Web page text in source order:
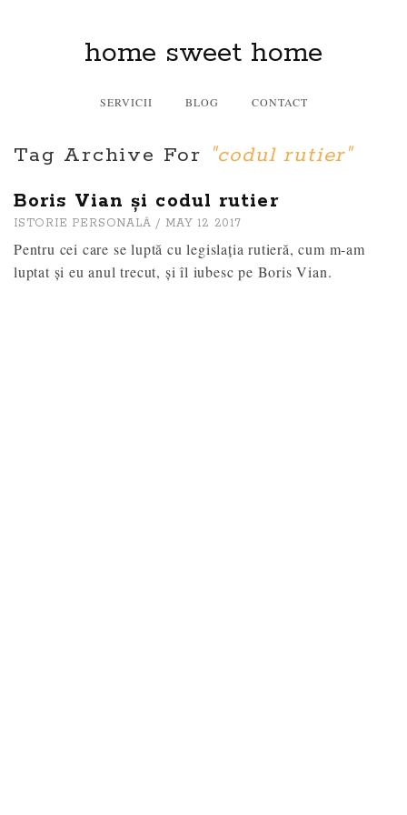
home sweet home
SERVICII BLOG CONTACT
Tag Archive For "codul rutier"
Boris Vian și codul rutier
ISTORIE PERSONALĂ / MAY 12 2017
Pentru cei care se luptă cu legislația rutieră, cum m-am
luptat și eu anul trecut, și îl iubesc pe Boris Vian.